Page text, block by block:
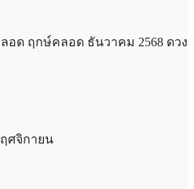
อด ฤกษ์คลอด ธันวาคม 2568 ดวง